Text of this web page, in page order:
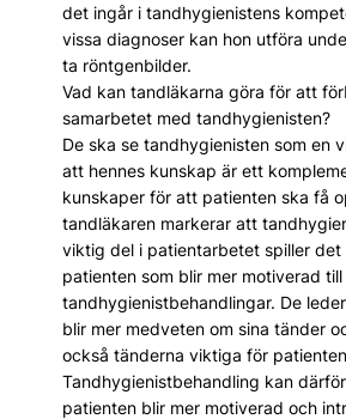
det ingår i tandhygienistens
vissa diagnoser kan hon utföra
ta röntgenbilder.
Vad kan tandläkarna göra för att
samarbetet med tandhygienisten?
De ska se tandhygienisten som en
att hennes kunskap är ett
kunskaper för att patienten ska få
tandläkaren markerar att
viktig del i patientarbetet spiller det
patienten som blir mer motiverad till
tandhygienistbehandlingar. De
blir mer medveten om sina tänder
också tänderna viktiga för
Tandhygienistbehandling kan
patienten blir mer motiverad och